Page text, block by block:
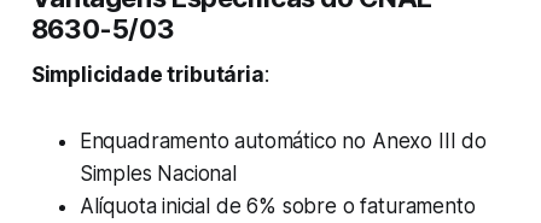
8630-5/03
Simplicidade tributária:
Enquadramento automático no Anexo III do
Simples Nacional
Alíquota inicial de 6% sobre o faturamento